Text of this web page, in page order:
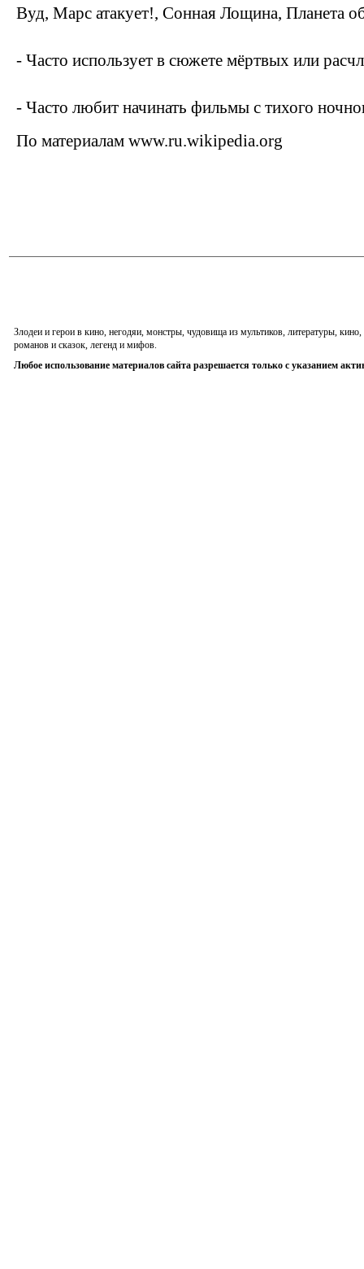
Вуд, Марс атакует!, Сонная Лощина, Планета
- Часто использует в сюжете мёртвых или
- Часто любит начинать фильмы с тихого
По материалам www.ru.wikipedia.org
Злодеи и герои в кино, негодяи, монстры, чудовища из мультиков, литературы,
романов и сказок, легенд и мифов.
Любое использование материалов сайта разрешается только с указанием